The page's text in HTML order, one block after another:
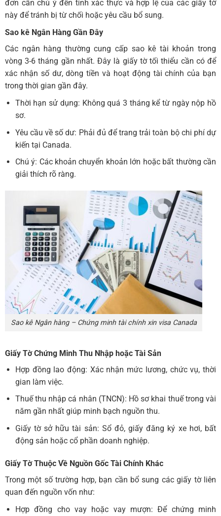
đơn cần chú ý đến tính xác thực và hợp lệ của các giấy tờ
này để tránh bị từ chối hoặc yêu cầu bổ sung.
Sao kê Ngân Hàng Gần Đây
Các ngân hàng thường cung cấp sao kê tài khoản trong
vòng 3-6 tháng gần nhất. Đây là giấy tờ tối thiểu cần có để
xác nhận số dư, dòng tiền và hoạt động tài chính của bạn
trong thời gian gần đây.
Thời hạn sử dụng: Không quá 3 tháng kể từ ngày nộp hồ
sơ.
Yêu cầu về số dư: Phải đủ để trang trải toàn bộ chi phí dự
kiến tại Canada.
Chú ý: Các khoản chuyển khoản lớn hoặc bất thường cần
giải thích rõ ràng.
Sao kê Ngân hàng – Chứng minh tài chính xin visa Canada
Giấy Tờ Chứng Minh Thu Nhập hoặc Tài Sản
Hợp đồng lao động: Xác nhận mức lương, chức vụ, thời
gian làm việc.
Thuế thu nhập cá nhân (TNCN): Hồ sơ khai thuế trong vài
năm gần nhất giúp minh bạch nguồn thu.
Giấy tờ sở hữu tài sản: Sổ đỏ, giấy đăng ký xe hơi, bất
động sản hoặc cổ phần doanh nghiệp.
Giấy Tờ Thuộc Về Nguồn Gốc Tài Chính Khác
Trong một số trường hợp, bạn cần bổ sung các giấy tờ liên
quan đến nguồn vốn như:
Hợp đồng cho vay hoặc vay mượn: Để chứng minh